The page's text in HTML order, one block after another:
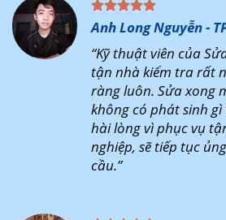
Anh Long Nguyễn -
“Kỹ thuật viên của
tận nhà kiểm tra rất
ràng luôn. Sửa xong
không có phát sinh
hài lòng vì phục vụ
nghiệp, sẽ tiếp tục
cầu.”